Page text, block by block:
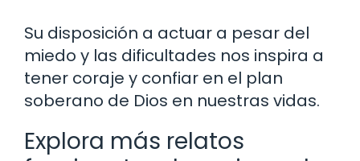
Su disposición a actuar a pesar del
miedo y las dificultades nos inspira a
tener coraje y confiar en el plan
soberano de Dios en nuestras vidas.
Explora más relatos